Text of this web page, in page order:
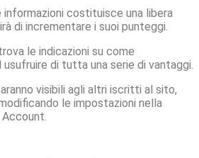
informazioni costituisce una libera
di incrementare i suoi punteggi.
le indicazioni su come
di tutta una serie di vantaggi.
visibili agli altri iscritti al sito,
le impostazioni nella